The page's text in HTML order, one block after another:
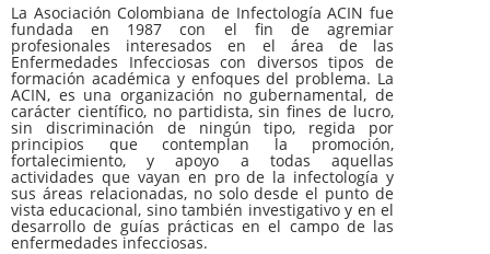
La Asociación Colombiana de Infectología ACIN fue
fundada en 1987 con el fin de agremiar
profesionales interesados en el área de las
Enfermedades Infecciosas con diversos tipos de
formación académica y enfoques del problema. La
ACIN, es una organización no gubernamental, de
carácter científico, no partidista, sin fines de lucro,
sin discriminación de ningún tipo, regida por
principios que contemplan la promoción,
fortalecimiento, y apoyo a todas aquellas
actividades que vayan en pro de la infectología y
sus áreas relacionadas, no solo desde el punto de
vista educacional, sino también investigativo y en el
desarrollo de guías prácticas en el campo de las
enfermedades infecciosas.